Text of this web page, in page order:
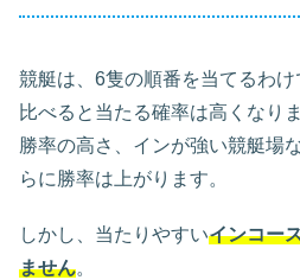
競艇は、6隻の順番を当てるわ
比べると当たる確率は高くなり
勝率の高さ、インが強い競艇場
らに勝率は上がります。
しかし、当たりやすいインコー
ません。